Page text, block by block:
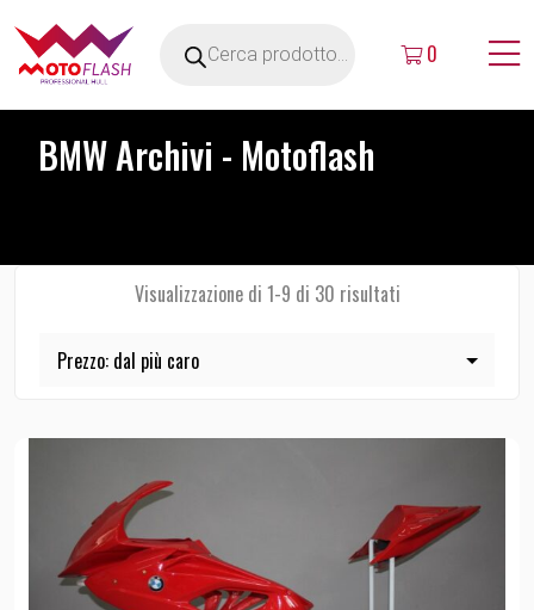
0
BMW Archivi - Motoflash
Visualizzazione di 1-9 di 30 risultati